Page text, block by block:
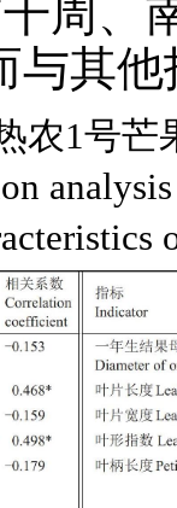
干周
与其
农1号